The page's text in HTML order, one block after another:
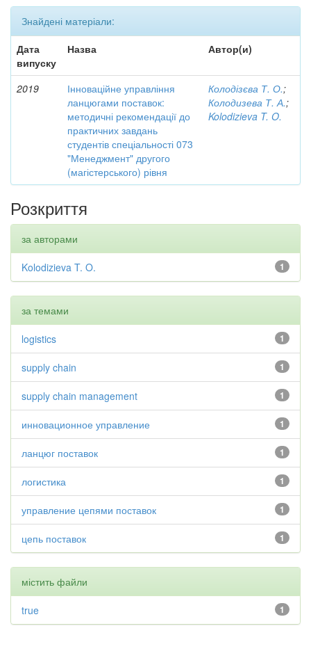
Знайдені матеріали:
Дата
випуску
Назва Автор(и)
2019
Інноваційне управління
ланцюгами поставок:
методичні рекомендації до
практичних завдань
студентів спеціальності 073
"Менеджмент" другого
(магістерського) рівня
Колодізєва Т. О.;
Колодизева Т. А.;
Kolodizieva T. O.
Розкриття
за авторами
1
Kolodizieva T. O.
за темами
1
logistics
1
supply chain
1
supply chain management
1
инновационное управление
1
ланцюг поставок
1
логистика
1
управление цепями поставок
1
цепь поставок
містить файли
1
true